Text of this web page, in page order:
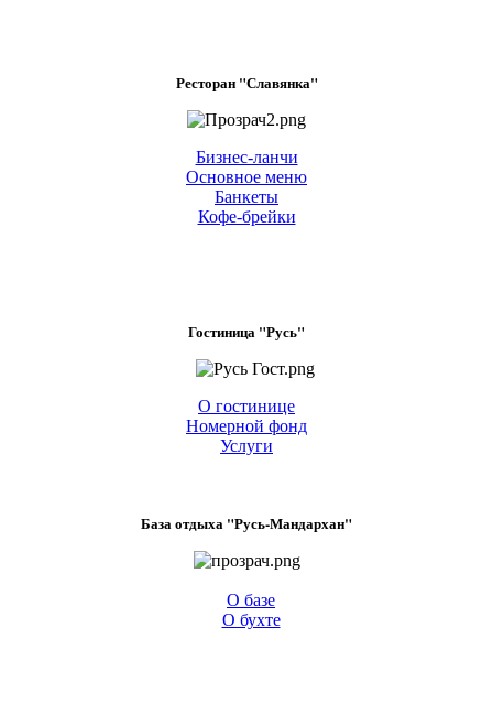
Ресторан "Славянка"
Бизнес-ланчи
Основное меню
Банкеты
Кофе-брейки
Гостиница "Русь"
О гостинице
Номерной фонд
Услуги
База отдыха "Русь-Мандархан"
О базе
О бухте